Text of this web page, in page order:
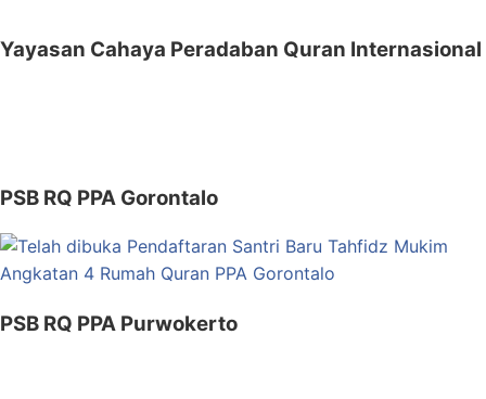
Yayasan Cahaya Peradaban Quran Internasional
PSB RQ PPA Gorontalo
PSB RQ PPA Purwokerto